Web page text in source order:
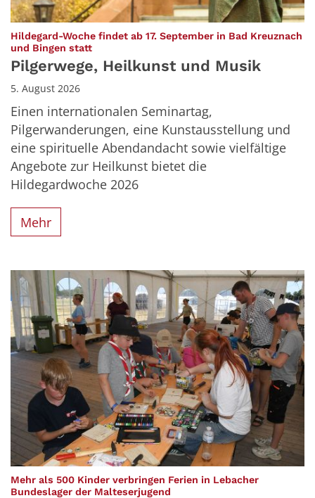
Hildegard-Woche findet ab 17. September in Bad Kreuznach
und Bingen statt
Pilgerwege, Heilkunst und Musik
5. August 2026
Einen internationalen Seminartag,
Pilgerwanderungen, eine Kunstausstellung und
eine spirituelle Abendandacht sowie vielfältige
Angebote zur Heilkunst bietet die
Hildegardwoche 2026
Mehr
Mehr als 500 Kinder verbringen Ferien in Lebacher
Bundeslager der Malteserjugend